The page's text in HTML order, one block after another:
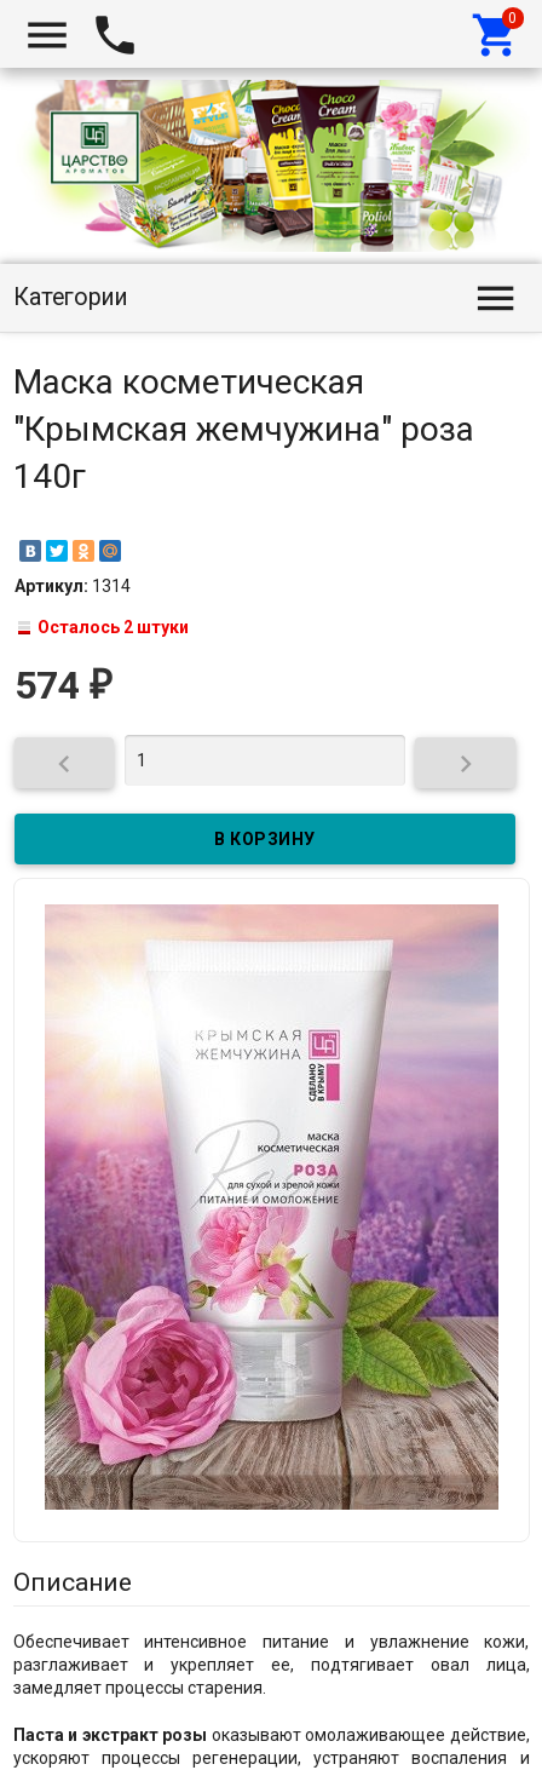
  
Категории 
Маска косметическая
"Крымская жемчужина" роза
140г
Артикул: 1314
Осталось 2 штуки
574 ₽
 
Описание
Обеспечивает интенсивное питание и увлажнение кожи,
разглаживает и укрепляет ее, подтягивает овал лица,
замедляет процессы старения.
Паста и экстракт розы оказывают омолаживающее действие,
ускоряют процессы регенерации, устраняют воспаления и